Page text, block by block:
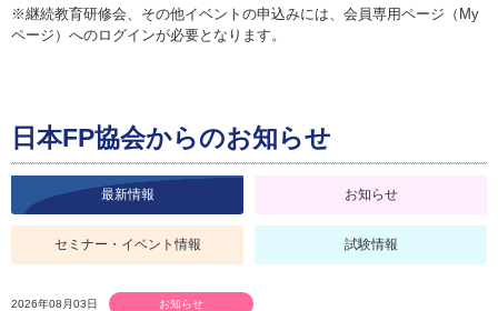
※継続教育研修会、その他イベントの申込みには、会員専用ページ（My
ページ）へのログインが必要となります。
日本FP協会からのお知らせ
最新情報 お知らせ
セミナー・イベント情報 試験情報
2026年08月03日 お知らせ